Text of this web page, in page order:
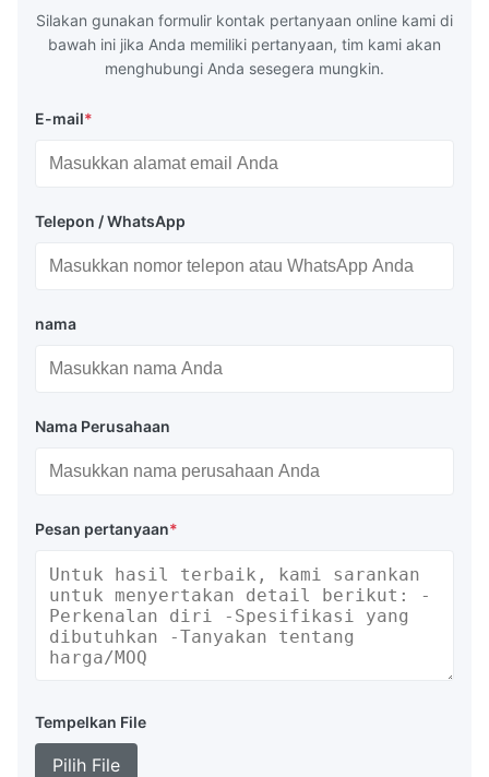
Silakan gunakan formulir kontak pertanyaan online kami di
bawah ini jika Anda memiliki pertanyaan, tim kami akan
menghubungi Anda sesegera mungkin.
E-mail*
Telepon / WhatsApp
nama
Nama Perusahaan
Pesan pertanyaan*
Tempelkan File
Pilih File